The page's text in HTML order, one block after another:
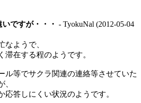
ですが・・・ - TyokuNal (2012-05-04
なようで、
滞在する程のようです。
ル等でサクラ関連の連絡等させていた
、
応答しにくい状況のようです。